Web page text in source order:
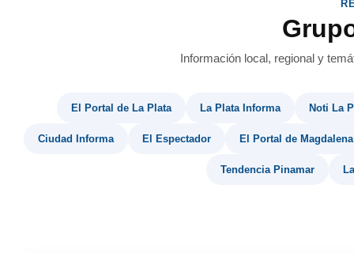
Información local, regional y
El Portal de La Plata La Plata Informa Noti La
Ciudad Informa El Espectador El Portal de Magdalena
Tendencia Pinamar